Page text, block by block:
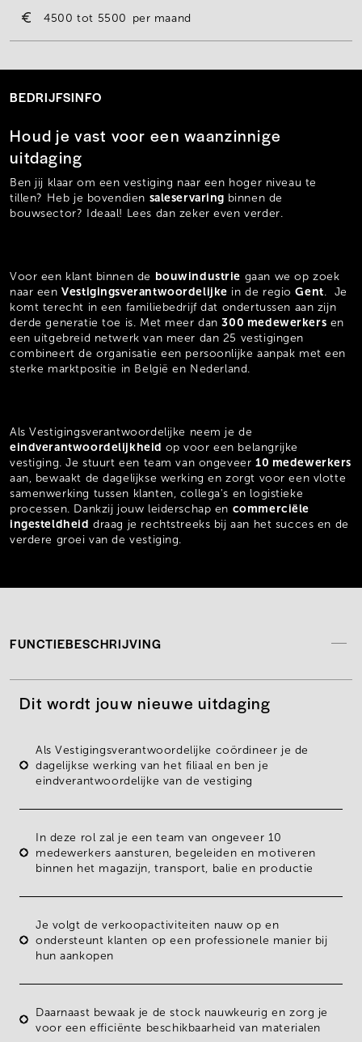
4500 5500 per maand
BEDRIJFSINFO
Houd je vast voor een waanzinnige
uitdaging
Ben jij klaar om een vestiging naar een hoger niveau te
tillen? Heb je bovendien saleservaring binnen de
bouwsector? Ideaal! Lees dan zeker even verder.
Voor een klant binnen de bouwindustrie gaan we op zoek
naar eenVestigingsverantwoordelijke in de regioGent . Je
komt terecht in een familiebedrijf dat ondertussen aan zijn
derde generatie toe is. Met meer dan300 medewerkers en
een uitgebreid netwerk van meer dan 25 vestigingen
combineert de organisatie een persoonlijke aanpak met een
sterke marktpositie in België en Nederland.
Als Vestigingsverantwoordelijke neem je de
eindverantwoordelijkheid op voor een belangrijke
vestiging. Je stuurt een team van ongeveer 10 medewerkers
aan, bewaakt de dagelijkse werking en zorgt voor een vlotte
samenwerking tussen klanten, collega's en logistieke
processen. Dankzij jouw leiderschap en commerciële
ingesteldheid draag je rechtstreeks bij aan het succes en de
verdere groei van de vestiging.
FUNCTIEBESCHRIJVING
Dit wordt jouw nieuwe uitdaging
AlsVestigingsverantwoordelijke coördineer je de
dagelijkse werking van het filiaal en ben je
eindverantwoordelijke van de vestiging
In deze rol zal je een team van ongeveer 10
medewerkers aansturen, begeleiden en motiveren
binnen het magazijn, transport, balie en productie
Je volgt de verkoopactiviteiten nauw op en
ondersteunt klanten op een professionele manier bij
hun aankopen
Daarnaast bewaak je destock nauwkeurig en zorg je
voor eenefficiënte beschikbaarheid van materialen